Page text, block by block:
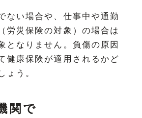
ない場合や、仕事中や通勤
労災保険の対象）の場合は
となりません。負傷の原因
健康保険が適用されるかど
ょう。
関で